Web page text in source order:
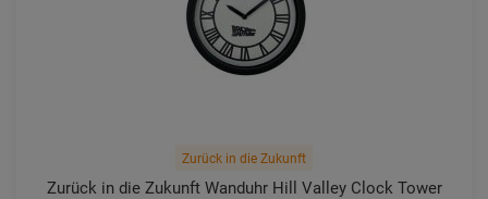
Zurück in die Zukunft
Zurück in die Zukunft Wanduhr Hill Valley Clock Tower